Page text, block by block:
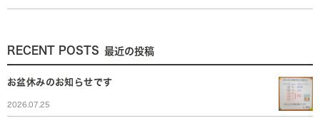
RECENT POSTS 最近の投稿
お盆休みのお知らせです
2026.07.25